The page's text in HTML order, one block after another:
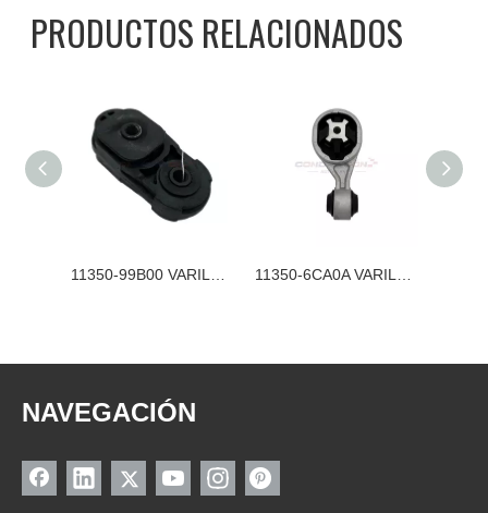
PRODUCTOS RELACIONADOS
11350-99B00 VARILLA DE TORSIÓN DE MONTAJE DEL MOTOR NISSAN 11350-6CA0A VARILLA DE TORSIÓN DE MONTAJE DEL MOTOR NISSAN
NAVEGACIÓN